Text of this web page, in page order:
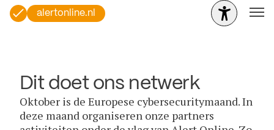
alertonline.nl
Dit doet ons netwerk
Oktober is de Europese cybersecuritymaand. In
deze maand organiseren onze partners